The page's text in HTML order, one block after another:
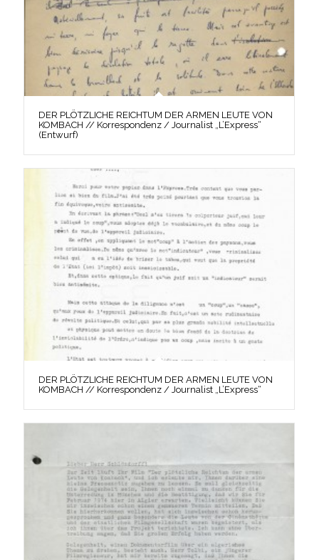
DER PLÖTZLICHE REICHTUM DER ARMEN LEUTE VON
KOMBACH // Korrespondenz / Journalist „L’Express“
(Entwurf)
DER PLÖTZLICHE REICHTUM DER ARMEN LEUTE VON
KOMBACH // Korrespondenz / Journalist „L’Express“